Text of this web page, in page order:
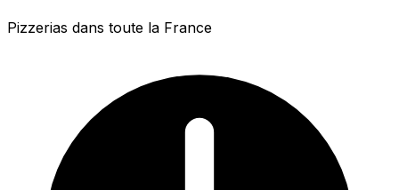
Pizzerias dans toute la France